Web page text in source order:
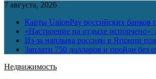
7 августа, 2026
Карты UnionPay российских банков
«Настроение на отдыхе
Из-за наплыва россиян в Японии
Заплати 750 долларов и пройди без
Недвижимость